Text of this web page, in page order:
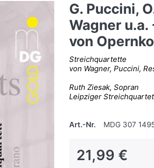
G. Puccini,
Wagner
von
Streichquartette
von Wagner, Puccini,
Ruth Ziesak, Sopran
Leipziger
Art.-Nr. MDG 307
21,99 €